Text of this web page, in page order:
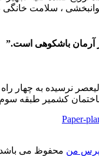
، سلامت خانگی
آرمان باشکوهی است.”
نرسیده به چهار
Paper-
من محفوظ می